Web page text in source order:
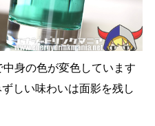
身の色が変色しています
しい味わいは面影を残し